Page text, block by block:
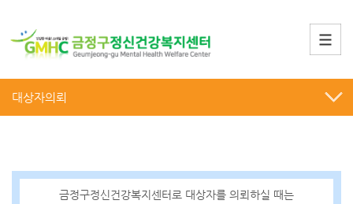
대상자의뢰
금정구정신건강복지센터로 대상자를 의뢰하실 때는